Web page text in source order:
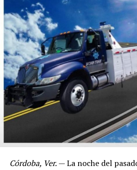
Córdoba, Ver.— La noche del